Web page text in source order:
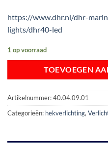
https://www.dhr.nl/dhr-
lights/dhr40-led
1 op voorraad
TOEVOEGEN
Artikelnummer:40.04.09.01
Categorieën: hekverlichting,